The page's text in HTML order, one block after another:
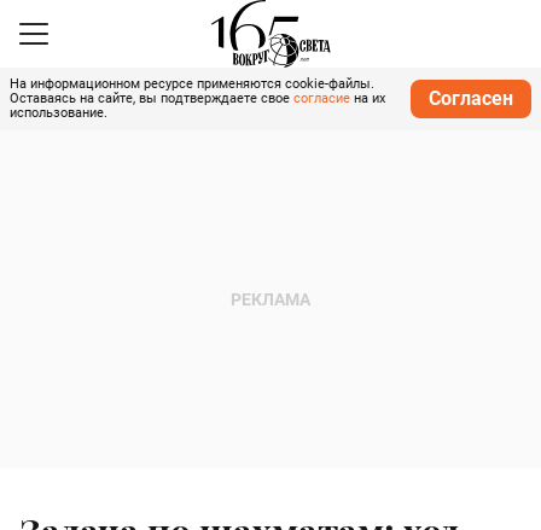
На информационном ресурсе применяются cookie-файлы.
Оставаясь на сайте, вы подтверждаете свое согласие на их
использование.
Согласен